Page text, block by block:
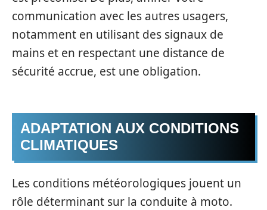
communication avec les autres usagers,
notamment en utilisant des signaux de
mains et en respectant une distance de
sécurité accrue, est une obligation.
ADAPTATION AUX CONDITIONS
CLIMATIQUES
Les conditions météorologiques jouent un
rôle déterminant sur la conduite à moto.